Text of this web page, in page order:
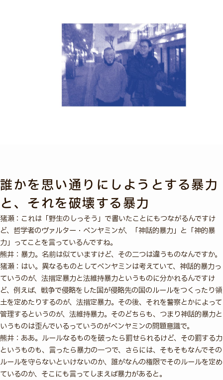
誰かを思い通りにしようとする暴力
と、それを破壊する暴力
猪瀬：これは「野生のしっそう」で書いたことにもつながるんですけ
ど、哲学者のヴァルター・ベンヤミンが、「神話的暴力」と「神的暴
力」ってことを言っているんですね。
熊井：暴力。名前は似ていますけど、その二つは違うものなんですか。
猪瀬：はい。異なるものとしてベンヤミンは考えていて、神話的暴力っ
ていうのが、法措定暴力と法維持暴力というものに分かれるんですけ
ど、例えば、戦争で侵略をした国が侵略先の国のルールをつくったり領
土を定めたりするのが、法措定暴力。その後、それを警察とかによって
管理するというのが、法維持暴力。そのどちらも、つまり神話的暴力と
いうものは歪んでいるっていうのがベンヤミンの問題意識で。
熊井：ああ。ルールなるものを破ったら罰せられるけど、その罰する力
というものも、言ったら暴力の一つで、さらには、そもそもなんでその
ルールを守らないといけないのか、誰がなんの権限でそのルールを定め
ているのか、そこにも言ってしまえば暴力があると。